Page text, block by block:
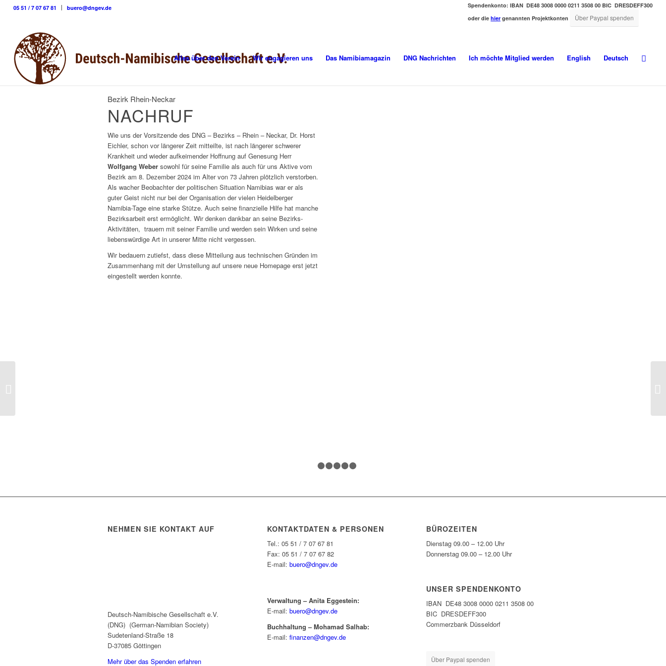
05 51 / 7 07 67 81 buero@dngev.de Spendenkonto: IBAN DE48 3008 0000 0211 3508 00 BIC DRESDEFF300
oder diehier genannten Projektkonten Über Paypal spenden
Alles über den Verein Wir engagieren uns Das Namibiamagazin DNG Nachrichten Ich möchte Mitglied werden English Deutsch
Bezirk Rhein-Neckar
NACHRUF
Wie uns der Vorsitzende des DNG – Bezirks – Rhein – Neckar, Dr. Horst
Eichler, schon vor längerer Zeit mitteilte, ist nach längerer schwerer
Krankheit und wieder aufkeimender Hoffnung auf Genesung Herr
Wolfgang Weber sowohl für seine Familie als auch für uns Aktive vom
Bezirk am 8. Dezember 2024 im Alter von 73 Jahren plötzlich verstorben.
Als wacher Beobachter der politischen Situation Namibias war er als
guter Geist nicht nur bei der Organisation der vielen Heidelberger
Namibia-Tage eine starke Stütze. Auch seine finanzielle Hilfe hat manche
Bezirksarbeit erst ermöglicht. Wir denken dankbar an seine Bezirks-
Aktivitäten, trauern mit seiner Familie und werden sein Wirken und seine
liebenswürdige Art in unserer Mitte nicht vergessen.
Wir bedauern zutiefst, dass diese Mitteilung aus technischen Gründen im
Zusammenhang mit der Umstellung auf unsere neue Homepage erst jetzt
eingestellt werden konnte.
NEHMEN SIE KONTAKT AUF
Deutsch-Namibische Gesellschaft e.V.
(DNG) (German-Namibian Society)
Sudetenland-Straße 18
D-37085 Göttingen
Mehr über das Spenden erfahren
KONTAKTDATEN & PERSONEN
Tel.: 05 51 / 7 07 67 81
Fax: 05 51 / 7 07 67 82
E-mail: buero@dngev.de
Verwaltung – Anita Eggestein:
E-mail: buero@dngev.de
Buchhaltung – Mohamad Salhab:
E-mail: finanzen@dngev.de
BÜROZEITEN
Dienstag 09.00 – 12.00 Uhr
Donnerstag 09.00 – 12.00 Uhr
UNSER SPENDENKONTO
IBAN DE48 3008 0000 0211 3508 00
BIC DRESDEFF300
Commerzbank Düsseldorf
Über Paypal spenden